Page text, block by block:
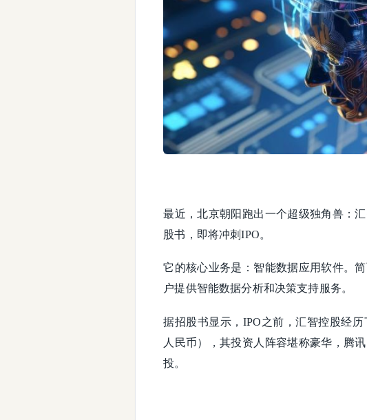
最近，北京朝阳跑出一个超级独角兽：
股书，即将冲刺IPO。
它的核心业务是：智能数据应用软件。
户提供智能数据分析和决策支持服务。
据招股书显示，IPO之前，汇智控股经
人民币），其投资人阵容堪称豪华，腾
投。